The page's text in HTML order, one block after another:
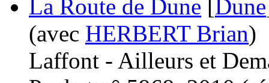
La Route de Dune [Dune
(avec HERBERT Brian)
Laffont - Ailleurs et